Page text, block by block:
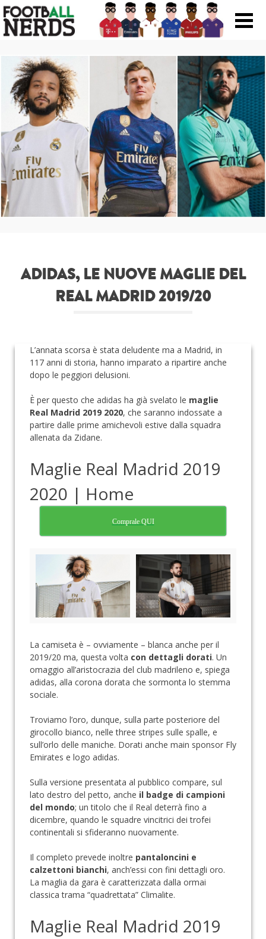
Search
Scarpe
Maglie
Accessori
Magazine Roba Da Nerds
ADIDAS, LE NUOVE MAGLIE DEL
REAL MADRID 2019/20
L’annata scorsa è stata deludente ma a Madrid, in
117 anni di storia, hanno imparato a ripartire anche
dopo le peggiori delusioni.
È per questo che adidas ha già svelato le maglie
Real Madrid 2019 2020, che saranno indossate a
partire dalle prime amichevoli estive dalla squadra
allenata da Zidane.
Maglie Real Madrid 2019
2020 | Home
Comprale QUI
La camiseta è – ovviamente – blanca anche per il
2019/20 ma, questa volta con dettagli dorati. Un
omaggio all’aristocrazia del club madrileno e, spiega
adidas, alla corona dorata che sormonta lo stemma
sociale.
Troviamo l’oro, dunque, sulla parte posteriore del
girocollo bianco, nelle three stripes sulle spalle, e
sull’orlo delle maniche. Dorati anche main sponsor Fly
Emirates e logo adidas.
Sulla versione presentata al pubblico compare, sul
lato destro del petto, anche il badge di campioni
del mondo; un titolo che il Real deterrà fino a
dicembre, quando le squadre vincitrici dei trofei
continentali si sfideranno nuovamente.
Il completo prevede inoltre pantaloncini e
calzettoni bianchi, anch’essi con fini dettagli oro.
La maglia da gara è caratterizzata dalla ormai
classica trama “quadrettata” Climalite.
Maglie Real Madrid 2019